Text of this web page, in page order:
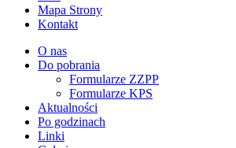
Mapa Strony
Kontakt
O nas
Do pobrania
Formularze ZZPP
Formularze KPS
Aktualności
Po godzinach
Linki